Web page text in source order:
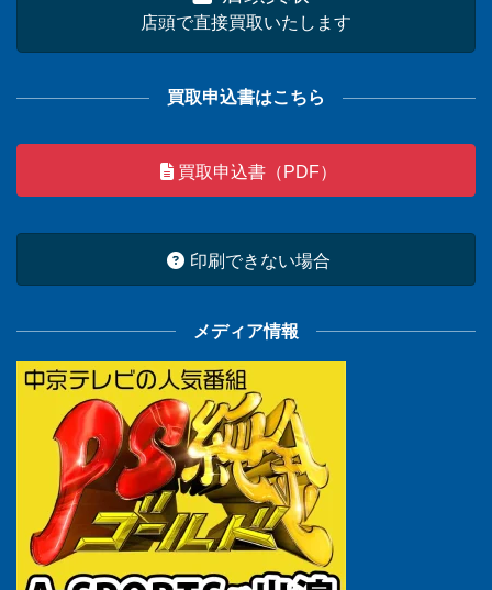
店頭で直接買取いたします
買取申込書はこちら
買取申込書（PDF）
印刷できない場合
メディア情報